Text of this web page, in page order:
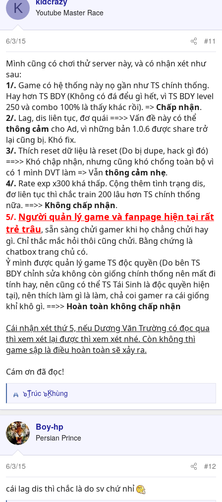
i
o
n
K Youtube Master Race
6/3/15 #11
Mình cũng có chơi thử server này, và có nhận xét như
sau:
1/. Game có hệ thống này nọ gần như TS chính thống.
Hay hơn TS BDY (Không có đá đểu gì hết, vì TS BDY level
250 và combo 100% là thấy khác rồi). => Chấp nhận.
2/. Lag, dis liên tục, đơ quái ==>> Vấn đề này có thể
thông cảm cho Ad, vì những bản 1.0.6 được share trở
lại cũng bị. Khó fix.
3/. Thích reset dữ liệu là reset (Do bị dupe, hack gì đó)
==>> Khó chập nhận, nhưng cũng khó chống toàn bộ vì
có 1 mình DVT làm => Vẫn thông cảm nhẹ.
4/. Rate exp x300 khá thấp. Cộng thêm tình trạng dis,
đơ liên tục thì chắc train 200 lâu hơn TS chính thống
nữa. ==>> Không chấp nhận.
5/. Người quản lý game và fanpage hiện tại rất
trẻ trâu, sẵn sàng chửi gamer khi họ chẳng chửi hay
gì. Chỉ thắc mắc hỏi thôi cũng chửi. Bằng chứng là
chatbox trang chủ có.
Ỷ mình được quản lý game TS độc quyền (Do bên TS
BDY chỉnh sửa không còn giống chính thống nên mất đi
tính hay, nên cũng có thể TS Tái Sinh là độc quyền hiện
tại), nên thích làm gì là làm, chả coi gamer ra cái giống
khỉ khô gì. ==>> Hoàn toàn không chấp nhận
Cái nhận xét thứ 5, nếu Dương Văn Trường có đọc qua
thì xem xét lại được thì xem xét nhé. Còn không thì
game sập là điều hoàn toàn sẽ xảy ra.
Cám ơn đã đọc!
R
e
c
t
i
o
n
๖ۣۜTrúc ๖ۣۜKhùng
Boy-hp
Persian Prince
6/3/15 #12
cái lag dis thì chắc là do sv chứ nhỉ